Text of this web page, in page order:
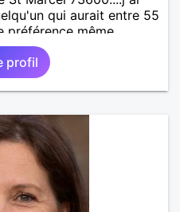
qui aurait entre 55
préférence même
aucun contact avec
correspondez à ma
répondrai...
profil